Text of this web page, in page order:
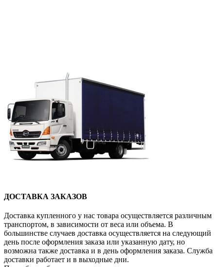
ДОСТАВКА ЗАКАЗОВ
Доставка купленного у нас товара осуществляется различным
транспортом, в зависимости от веса или объема. В
большинстве случаев доставка осуществляется на следующий
день после оформления заказа или указанную дату, но
возможна также доставка и в день оформления заказа. Служба
доставки работает и в выходные дни.